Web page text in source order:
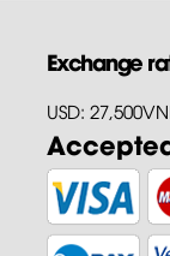
Exchange
USD: